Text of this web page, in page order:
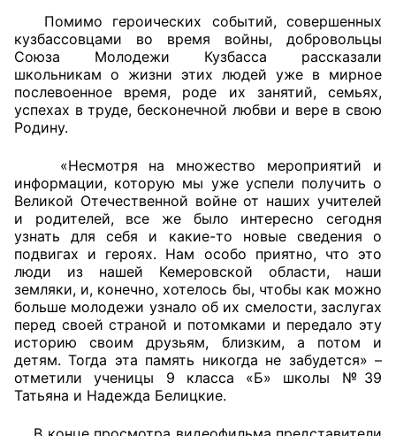
УСТАВ ГКУ “АППАРАТ ОП КО”
Доходы руководителя за 2024 г.
Помимо героических событий, совершенных
кузбассовцами во время войны, добровольцы
Союза Молодежи Кузбасса рассказали
школьникам о жизни этих людей уже в мирное
послевоенное время, роде их занятий, семьях,
успехах в труде, бесконечной любви и вере в свою
Родину.
«Несмотря на множество мероприятий и
информации, которую мы уже успели получить о
Великой Отечественной войне от наших учителей
и родителей, все же было интересно сегодня
узнать для себя и какие-то новые сведения о
подвигах и героях. Нам особо приятно, что это
люди из нашей Кемеровской области, наши
земляки, и, конечно, хотелось бы, чтобы как можно
больше молодежи узнало об их смелости, заслугах
перед своей страной и потомками и передало эту
историю своим друзьям, близким, а потом и
детям. Тогда эта память никогда не забудется» –
отметили ученицы 9 класса «Б» школы №39
Татьяна и Надежда Белицкие.